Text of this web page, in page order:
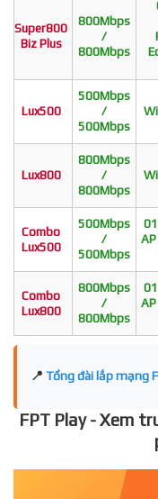
Super800
Biz Plus
800Mbps
/
800Mbps
Lux500
500Mbps
/
500Mbps
Lux800
800Mbps
/
800Mbps
Combo
Lux500
500Mbps
/
500Mbps
Combo
Lux800
800Mbps
/
800Mbps
📍 Tổng đài lắp mạng
FPT Play - Xem